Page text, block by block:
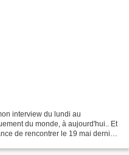
interview du lundi au
du monde, à aujourd'hui.. Et
de rencontrer le 19 mai dernier,